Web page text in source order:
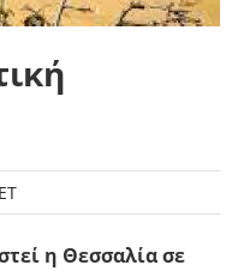
η Θεσσαλία σε